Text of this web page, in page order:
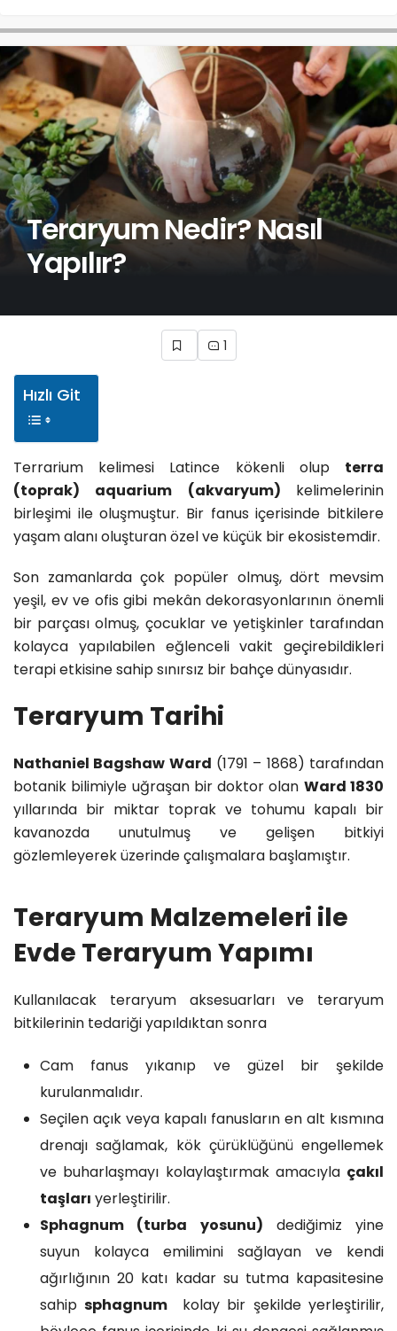
Teraryum Nedir? Nasıl
Yapılır?
1
Hızlı Git
Terrarium kelimesi Latince kökenli olup terra
(toprak) aquarium (akvaryum) kelimelerinin
birleşimi ile oluşmuştur. Bir fanus içerisinde bitkilere
yaşam alanı oluşturan özel ve küçük bir ekosistemdir.
Son zamanlarda çok popüler olmuş, dört mevsim
yeşil, ev ve ofis gibi mekân dekorasyonlarının önemli
bir parçası olmuş, çocuklar ve yetişkinler tarafından
kolayca yapılabilen eğlenceli vakit geçirebildikleri
terapi etkisine sahip sınırsız bir bahçe dünyasıdır.
Teraryum Tarihi
Nathaniel Bagshaw Ward (1791 – 1868) tarafından
botanik bilimiyle uğraşan bir doktor olan Ward 1830
yıllarında bir miktar toprak ve tohumu kapalı bir
kavanozda unutulmuş ve gelişen bitkiyi
gözlemleyerek üzerinde çalışmalara başlamıştır.
Teraryum Malzemeleri ile
Evde Teraryum Yapımı
Kullanılacak teraryum aksesuarları ve teraryum
bitkilerinin tedariği yapıldıktan sonra
Cam fanus yıkanıp ve güzel bir şekilde
kurulanmalıdır.
Seçilen açık veya kapalı fanusların en alt kısmına
drenajı sağlamak, kök çürüklüğünü engellemek
ve buharlaşmayı kolaylaştırmak amacıyla çakıl
taşları yerleştirilir.
Sphagnum (turba yosunu) dediğimiz yine
suyun kolayca emilimini sağlayan ve kendi
ağırlığının 20 katı kadar su tutma kapasitesine
sahipsphagnum kolay bir şekilde yerleştirilir,